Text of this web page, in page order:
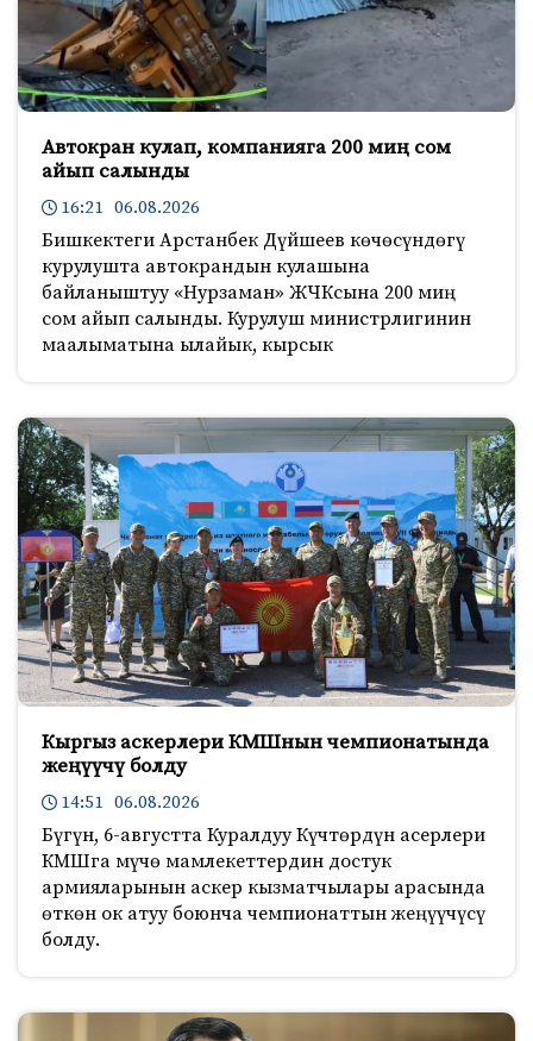
Автокран кулап, компанияга 200 миң сом
айып салынды
16:21 06.08.2026
Бишкектеги Арстанбек Дүйшеев көчөсүндөгү
курулушта автокрандын кулашына
байланыштуу «Нурзаман» ЖЧКсына 200 миң
сом айып салынды. Курулуш министрлигинин
маалыматына ылайык, кырсык
Кыргыз аскерлери КМШнын чемпионатында
жеңүүчү болду
14:51 06.08.2026
Бүгүн, 6-августта Куралдуу Күчтөрдүн асерлери
КМШга мүчө мамлекеттердин достук
армияларынын аскер кызматчылары арасында
өткөн ок атуу боюнча чемпионаттын жеңүүчүсү
болду.